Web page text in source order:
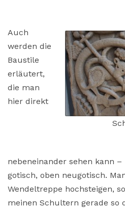
Auch
werden die
Baustile
erläutert,
die man
hier direkt
nebeneinander sehen kann
gotisch, oben neugotisch.
Wendeltreppe hochsteigen,
meinen Schultern gerade so